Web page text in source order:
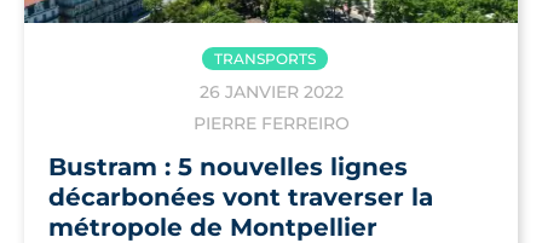
TRANSPORTS
26 JANVIER 2022
PIERRE FERREIRO
Bustram : 5 nouvelles lignes
décarbonées vont traverser la
métropole de Montpellier